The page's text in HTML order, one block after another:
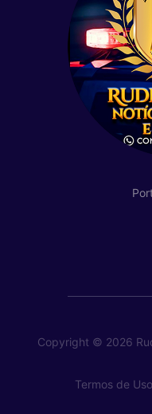
Copyright © 2026
Termos de Uso |